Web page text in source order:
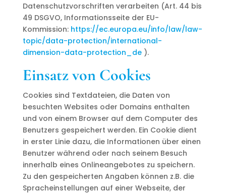
Datenschutzvorschriften verarbeiten (Art. 44 bis
49 DSGVO, Informationsseite der EU-
Kommission: https://ec.europa.eu/info/law/law-
topic/data-protection/international-
dimension-data-protection_de).
Einsatz von Cookies
Cookies sind Textdateien, die Daten von
besuchten Websites oder Domains enthalten
und von einem Browser auf dem Computer des
Benutzers gespeichert werden. Ein Cookie dient
in erster Linie dazu, die Informationen über einen
Benutzer während oder nach seinem Besuch
innerhalb eines Onlineangebotes zu speichern.
Zu den gespeicherten Angaben können z.B. die
Spracheinstellungen auf einer Webseite, der